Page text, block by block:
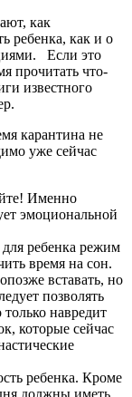
как
ребенка, как и о
Если это
прочитать что-
известного
карантина не
уже сейчас
Именно
эмоциональной
ребенка режим
время на сон.
вставать, но
позволять
только навредит
которые сейчас
ребенка. Кроме
должны иметь